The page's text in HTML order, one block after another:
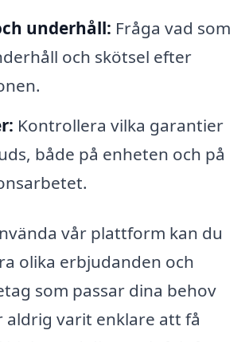
underhåll: Fråga vad som
och skötsel efter
Kontrollera vilka garantier
både på enheten och på
vår plattform kan du
olika erbjudanden och
som passar dina behov
aldrig varit enklare att få